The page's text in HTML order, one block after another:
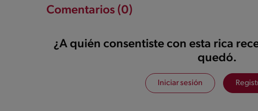
Comentarios (0)
¿A quién consentiste con esta rica
quedó.
Iniciar sesión